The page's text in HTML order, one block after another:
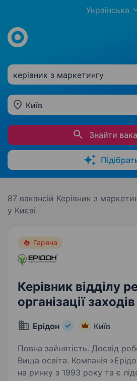
Українська
керівник з маркетингу
Київ
Знайти
87 вакансій Керівник з
у Києві
Гаряча
Керівник відділу
організації заходів
Ерідон Київ
Повна зайнятість. Досвід
Вища освіта. Компанія «Ерідон» працює
на ринку з 1993 року та є